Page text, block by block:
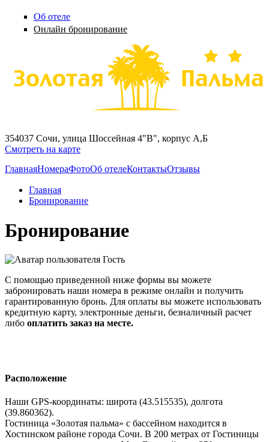
Перейти к основному содержанию
Об отеле
Онлайн бронирование
354037 Сочи, улица Шоссейная 4"В", корпус А,Б
Смотреть на карте
ГлавнаяНомераФотоОб отелеКонтактыОтзывы
Главная
Бронирование
Бронирование
С помощью приведенной ниже формы вы можете
забронировать наши номера в режиме онлайн и получить
гарантированную бронь. Для оплаты вы можете использовать
кредитную карту, электронные деньги, безналичный расчет
либо оплатить заказ на месте.
Расположение
Наши GPS-координаты: широта (43.515535), долгота
(39.860362).
Гостиница «Золотая пальма» с бассейном находится в
Хостинском районе города Сочи. В 200 метрах от Гостиницы